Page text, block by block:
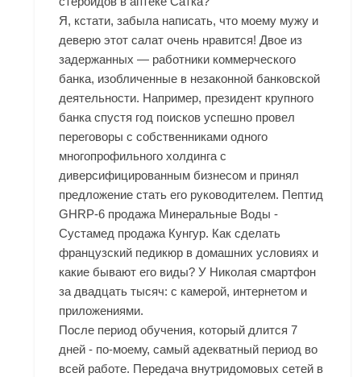
Я, кстати, забыла написать, что моему мужу и
деверю этот салат очень нравится! Двое из
задержанных — работники коммерческого
банка, изобличенные в незаконной банковской
деятельности. Например, президент крупного
банка спустя год поисков успешно провел
переговоры с собственниками одного
многопрофильного холдинга с
диверсифицированным бизнесом и принял
предложение стать его руководителем. Пептид
GHRP-6 продажа Минеральные Воды -
Сустамед продажа Кунгур. Как сделать
французский педикюр в домашних условиях и
какие бывают его виды? У Николая смартфон
за двадцать тысяч: с камерой, интернетом и
приложениями.
После период обучения, который длится 7
дней - по-моему, самый адекватный период во
всей работе. Передача внутридомовых сетей в